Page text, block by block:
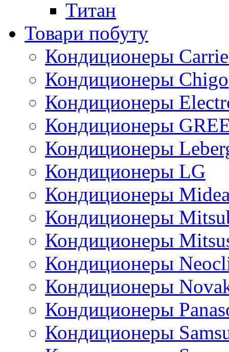
Титан
Товари побуту
Кондиционеры
Кондиционеры Chigo
Кондиционеры
Кондиционеры
Кондиционеры
Кондиционеры LG
Кондиционеры
Кондиционеры
Кондиционеры
Кондиционеры
Кондиционеры
Кондиционеры
Кондиционеры